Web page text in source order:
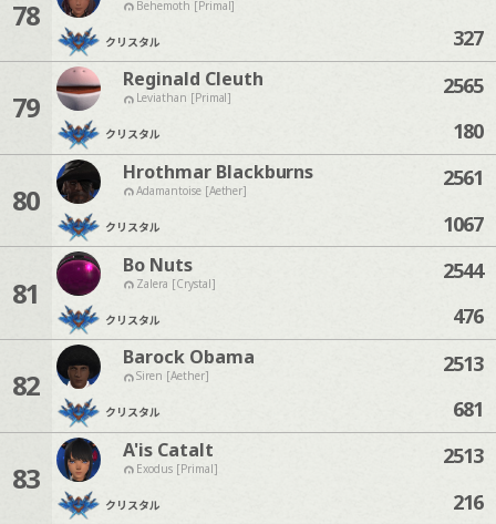
78 Behemoth [Primal]
クリスタル
327
79
Reginald Cleuth
Leviathan [Primal]
クリスタル
2565
180
80
Hrothmar Blackburns
Adamantoise [Aether]
クリスタル
2561
1067
81
Bo Nuts
Zalera [Crystal]
クリスタル
2544
476
82
Barock Obama
Siren [Aether]
クリスタル
2513
681
83
A'is Catalt
Exodus [Primal]
クリスタル
2513
216